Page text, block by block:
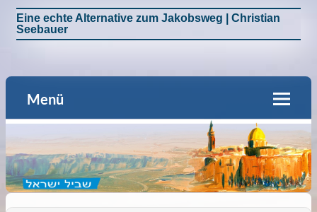
Eine echte Alternative zum Jakobsweg | Christian
Seebauer
Menü